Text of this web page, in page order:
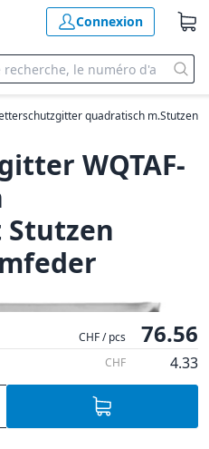
Connexion
quadratisch m.Stutzen
WQTAF-
Stutzen
CHF / pcs 76.56
CHF 4.33